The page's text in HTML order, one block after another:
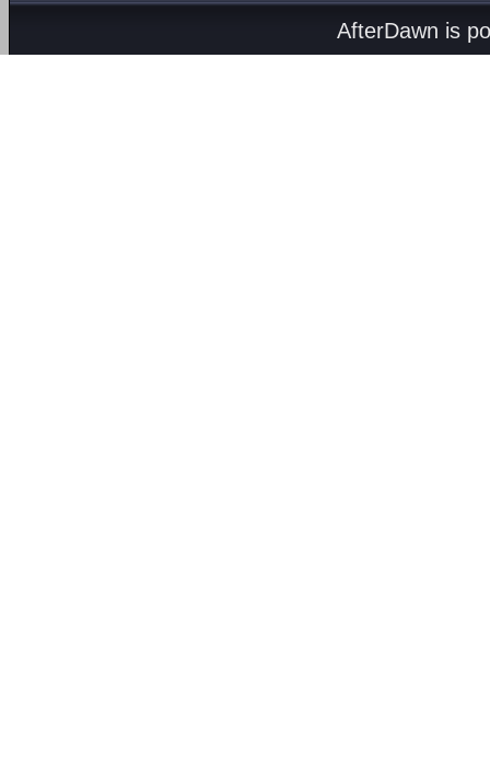
AfterDawn is